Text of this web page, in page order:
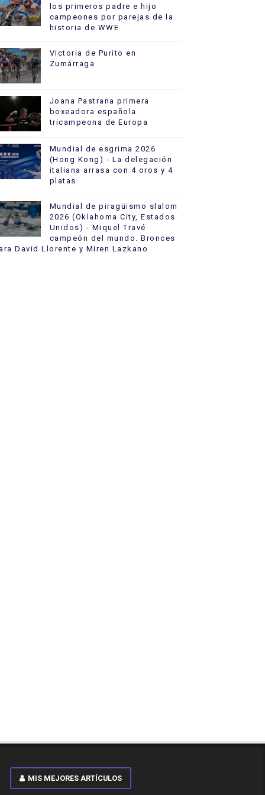
los primeros padre e hijo
campeones por parejas de la
historia de WWE
Victoria de Purito en
Zumárraga
Joana Pastrana primera
boxeadora española
tricampeona de Europa
Mundial de esgrima 2026
(Hong Kong) - La delegación
italiana arrasa con 4 oros y 4
platas
Mundial de piragüismo slalom
2026 (Oklahoma City, Estados
Unidos) - Miquel Travé
campeón del mundo. Bronces
David Llorente y Miren Lazkano
MIS MEJORES ARTÍCULOS